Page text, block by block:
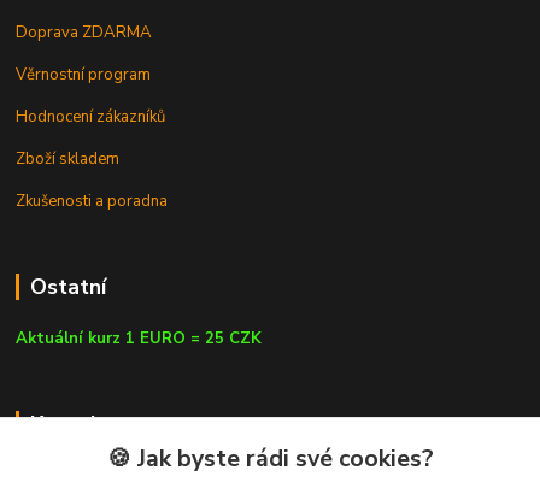
Doprava ZDARMA
Věrnostní program
Hodnocení zákazníků
Zboží skladem
Zkušenosti a poradna
Ostatní
Aktuální kurz 1 EURO = 25 CZK
Kontakty
🍪 Jak byste rádi své cookies?